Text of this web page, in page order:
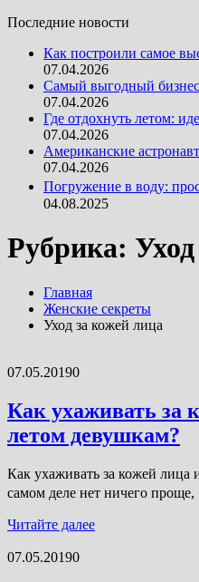
Последние новости
Как построили самое
07.04.2026
Самый выгодный
07.04.2026
Где отдохнуть летом:
07.04.2026
Американские
07.04.2026
Погружение в воду:
04.08.2025
Рубрика:
Главная
Женские секреты
Уход за кожей лица
07.05.20190
Как ухаживать за
летом девушкам?
Как ухаживать за кожей лица
самом деле нет ничего
Читайте далее
07.05.20190